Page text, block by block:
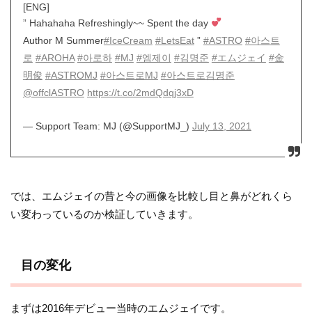
[ENG]
” Hahahaha Refreshingly~~ Spent the day
Author M Summer#IceCream #LetsEat” #ASTRO #아스트
로 #AROHA #아로하 #MJ #엠제이 #김명준 #エムジェイ #金
明俊 #ASTROMJ #아스트로MJ #아스트로김명준
@offclASTRO https://t.co/2mdQdqj3xD
— Support Team: MJ (@SupportMJ_) July 13, 2021
では、エムジェイの昔と今の画像を比較し目と鼻がどれくら
い変わっているのか検証していきます。
目の変化
まずは2016年デビュー当時のエムジェイです。